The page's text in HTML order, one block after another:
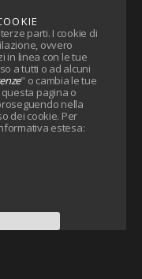
parti. I cookie di
ovvero
in linea con le tue
a tutti o ad alcuni
" o cambia le tue
pagina o
nella
dei cookie. Per
estesa: